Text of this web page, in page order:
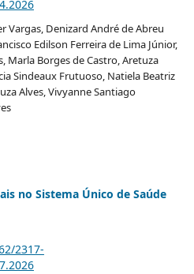
Vargas, Denizard André de Abreu
Edilson Ferreira de Lima Júnior,
Marla Borges de Castro, Aretuza
Sindeaux Frutuoso, Natiela Beatriz
Alves, Vivyanne Santiago
no Sistema Único de Saúde
2317-